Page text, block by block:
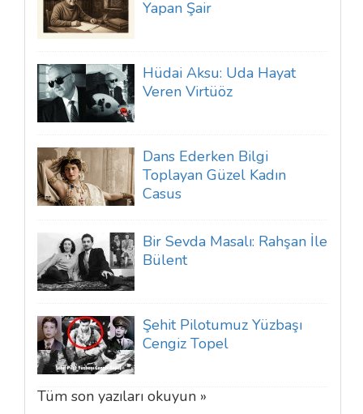
Yapan Şair
Hüdai Aksu: Uda Hayat
Veren Virtüöz
Dans Ederken Bilgi
Toplayan Güzel Kadın
Casus
Bir Sevda Masalı: Rahşan İle
Bülent
Şehit Pilotumuz Yüzbaşı
Cengiz Topel
Tüm son yazıları okuyun »